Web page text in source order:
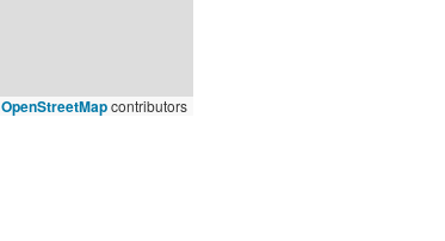
OpenStreetMapcontributors